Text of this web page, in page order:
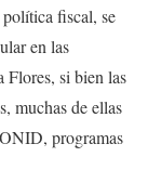
fiscal, se
en las
Flores, si bien las
muchas de ellas
programas